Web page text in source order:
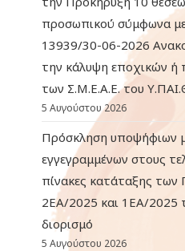
προσωπικού σύμφωνα με
13939/30-06-2026
την κάλυψη εποχικών ή
των Σ.Μ.Ε.Α.Ε. του
5 Αυγούστου 2026
Πρόσκληση υποψήφιων
εγγεγραμμένων στους
πίνακες κατάταξης των
2ΕΑ/2025 και 1ΕΑ/2025
διορισμό
5 Αυγούστου 2026